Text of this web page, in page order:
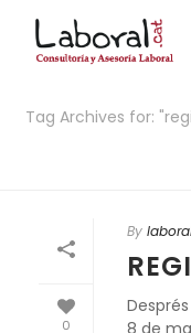
Tag Archives for:
0
By
8 de